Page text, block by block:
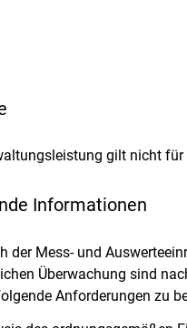
gilt nicht
Informationen
der Mess- und
Überwachung sind
Anforderungen zu